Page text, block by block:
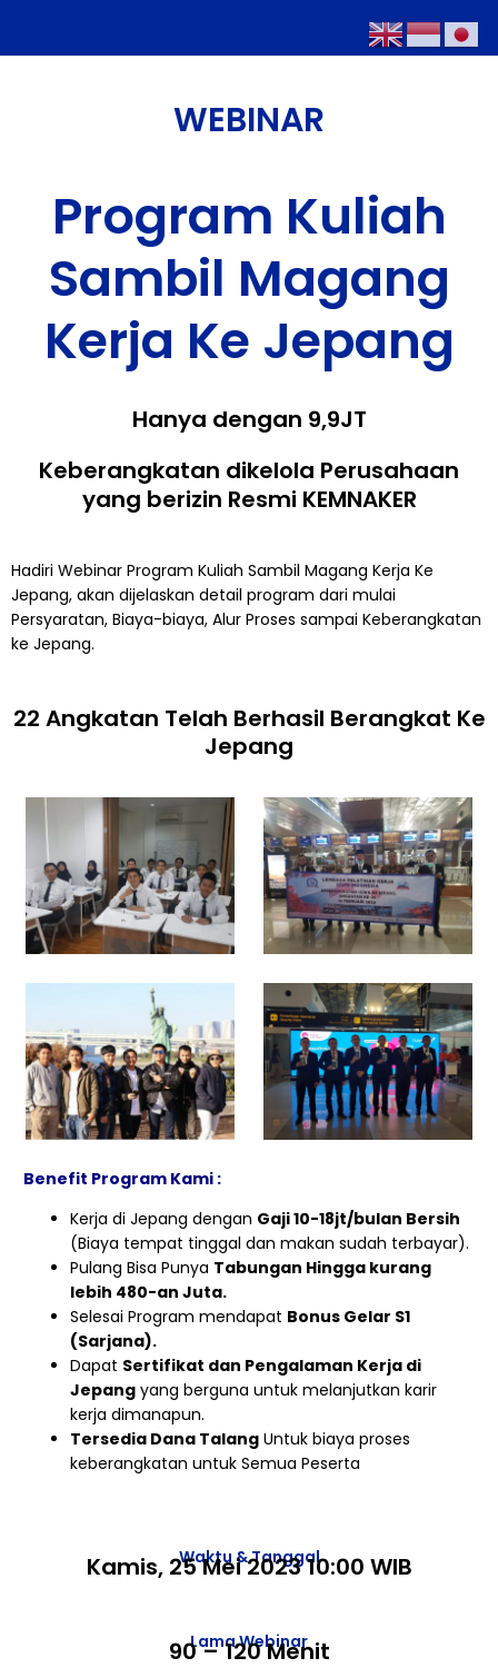
WEBINAR
Program Kuliah
Sambil Magang
Kerja Ke Jepang
Hanya dengan 9,9JT
Keberangkatan dikelola Perusahaan
yang berizin Resmi KEMNAKER
Hadiri Webinar Program Kuliah Sambil Magang Kerja Ke
Jepang, akan dijelaskan detail program dari mulai
Persyaratan, Biaya-biaya, Alur Proses sampai Keberangkatan
ke Jepang.
22 Angkatan Telah Berhasil Berangkat Ke
Jepang
Benefit Program Kami :
Kerja di Jepang dengan Gaji 10-18jt/bulan Bersih
(Biaya tempat tinggal dan makan sudah terbayar).
Pulang Bisa Punya Tabungan Hingga kurang
lebih 480-an Juta.
Selesai Program mendapat Bonus Gelar S1
(Sarjana).
Dapat Sertifikat dan Pengalaman Kerja di
Jepang yang berguna untuk melanjutkan karir
kerja dimanapun.
Tersedia Dana Talang Untuk biaya proses
keberangkatan untuk Semua Peserta
Waktu & Tanggal
Kamis, 25 Mei 2023 10:00 WIB
Lama Webinar
90 – 120 Menit